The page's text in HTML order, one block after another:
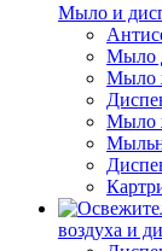
Мыло и
Мыло
Мыло
Мыло
воздуха и